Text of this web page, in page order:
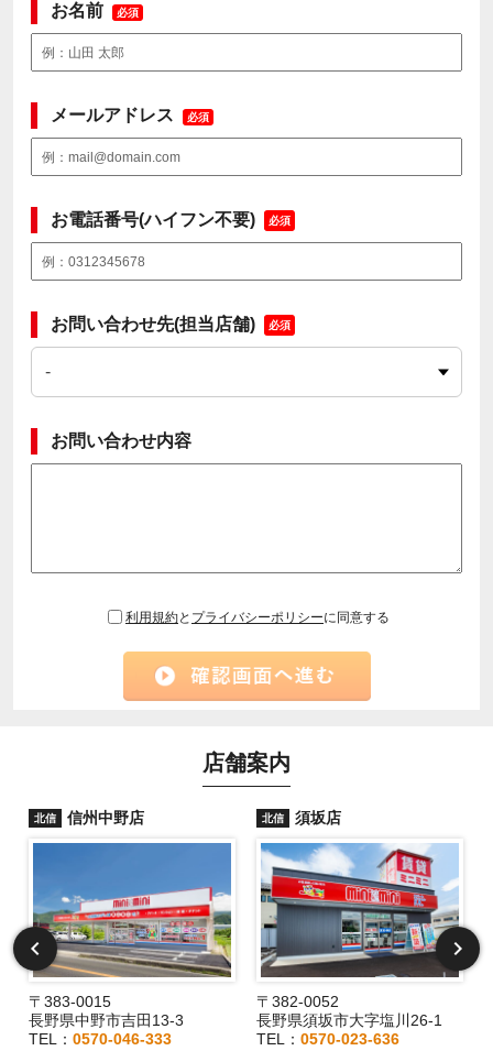
お名前 必須
メールアドレス 必須
お電話番号(ハイフン不要) 必須
お問い合わせ先(担当店舗) 必須
お問い合わせ内容
利用規約と プライバシーポリシーに同意する
店舗案内
北信 信州中野店
〒383-0015
長野県中野市吉田13-3
TEL： 0570-046-333
北信 須坂店
〒382-0052
長野県須坂市大字塩川26-1
TEL：0570-023-636